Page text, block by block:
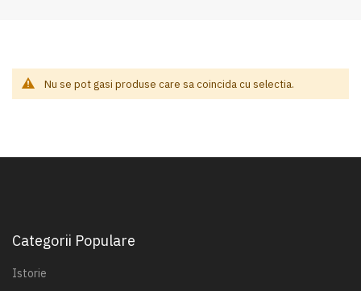
Nu se pot gasi produse care sa coincida cu selectia.
Categorii Populare
Istorie